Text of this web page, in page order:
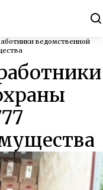
ведомственной